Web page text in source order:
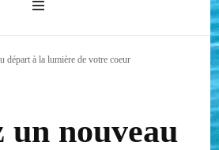
départ à la lumière de votre coeur
un nouveau